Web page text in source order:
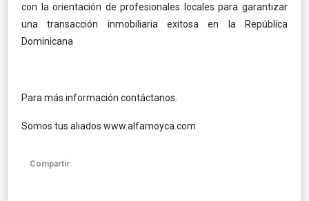
con la orientación de profesionales locales para garantizar
una transacción inmobiliaria exitosa en la República
Dominicana
Para más información contáctanos.
Somos tus aliados www.alfamoyca.com
Compartir: